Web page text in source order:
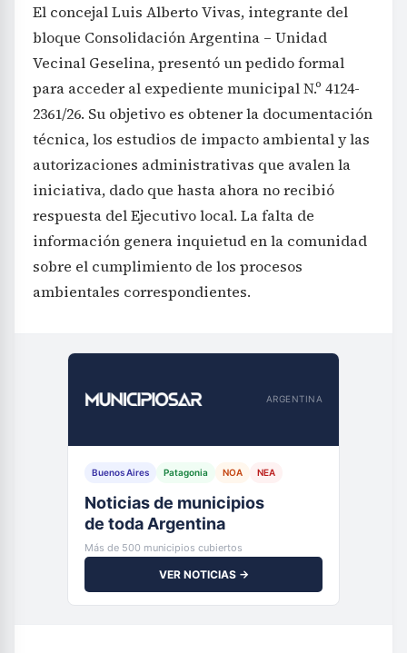
El concejal Luis Alberto Vivas, integrante del
bloque Consolidación Argentina – Unidad
Vecinal Geselina, presentó un pedido formal
para acceder al expediente municipal N.º 4124-
2361/26. Su objetivo es obtener la documentación
técnica, los estudios de impacto ambiental y las
autorizaciones administrativas que avalen la
iniciativa, dado que hasta ahora no recibió
respuesta del Ejecutivo local. La falta de
información genera inquietud en la comunidad
sobre el cumplimiento de los procesos
ambientales correspondientes.
ARGENTINA
Buenos Aires Patagonia NOA NEA
Noticias de municipios
de toda Argentina
Más de 500 municipios cubiertos
VER NOTICIAS →